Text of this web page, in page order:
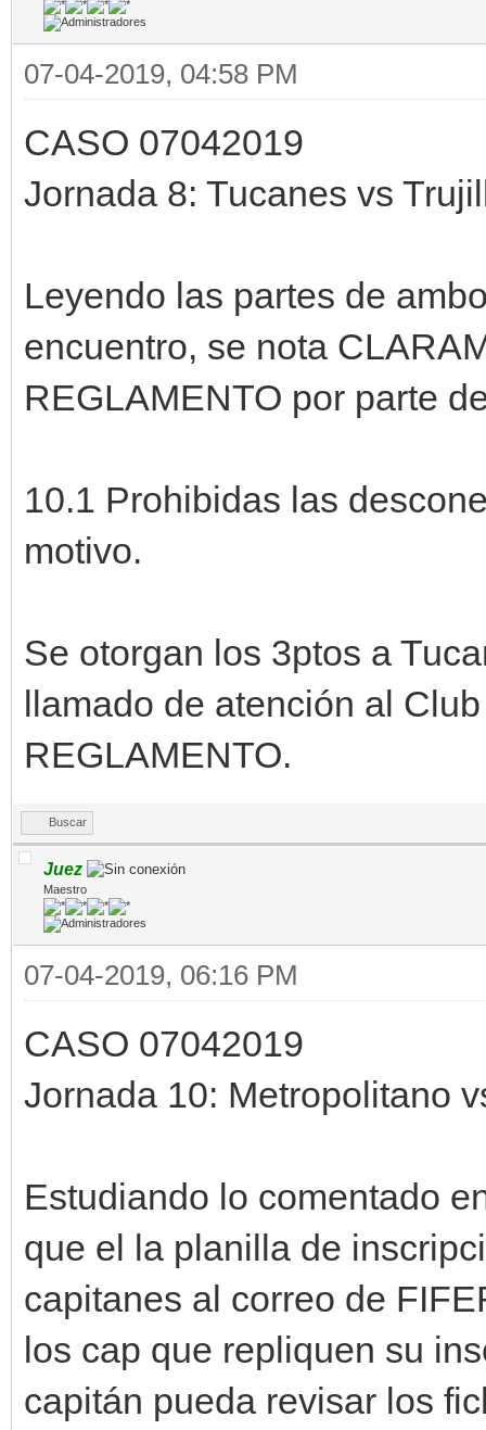
07-04-2019, 04:58 PM
CASO 07042019
Jornada 8: Tucanes vs
Leyendo las partes de
encuentro, se nota
REGLAMENTO por parte
10.1 Prohibidas las
motivo.
Se otorgan los 3ptos a
llamado de atención al
REGLAMENTO.
Buscar
Juez
Maestro
07-04-2019, 06:16 PM
CASO 07042019
Jornada 10: Metropolitano
Estudiando lo comentado
que el la planilla de
capitanes al correo de
los cap que repliquen su
capitán pueda revisar los